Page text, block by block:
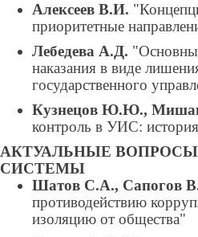
Алексеев В.И.
приоритетные
Лебедева А.Д.
наказания в виде
государственного
Кузнецов Ю.Ю.,
контроль в УИС:
АКТУАЛЬНЫЕ
СИСТЕМЫ
Шатов С.А., Сапогов
противодействию
изоляцию от общества"